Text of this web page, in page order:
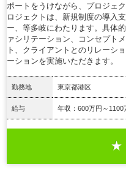
ポートをうけながら、プロジェ
ロジェクトは、新規制度の導入
ー、等多岐にわたります。具体
ァシリテーション、コンセプト
ト、クライアントとのリレーシ
ーションを実施いただきます。
勤務地 東京都港区
給与 年収：600万円～